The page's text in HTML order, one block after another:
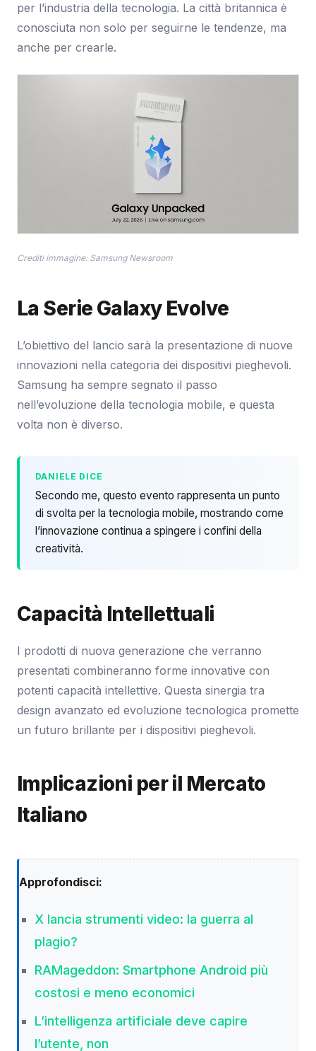
per l’industria della tecnologia. La città britannica è
conosciuta non solo per seguirne le tendenze, ma
anche per crearle.
Crediti immagine: Samsung Newsroom
La Serie Galaxy Evolve
L’obiettivo del lancio sarà la presentazione di nuove
innovazioni nella categoria dei dispositivi pieghevoli.
Samsung ha sempre segnato il passo
nell’evoluzione della tecnologia mobile, e questa
volta non è diverso.
DANIELE DICE
Secondo me, questo evento rappresenta un punto
di svolta per la tecnologia mobile, mostrando come
l’innovazione continua a spingere i confini della
creatività.
Capacità Intellettuali
I prodotti di nuova generazione che verranno
presentati combineranno forme innovative con
potenti capacità intellettive. Questa sinergia tra
design avanzato ed evoluzione tecnologica promette
un futuro brillante per i dispositivi pieghevoli.
Implicazioni per il Mercato
Italiano
Approfondisci:
X lancia strumenti video: la guerra al
plagio?
RAMageddon: Smartphone Android più
costosi e meno economici
L’intelligenza artificiale deve capire
l’utente, non